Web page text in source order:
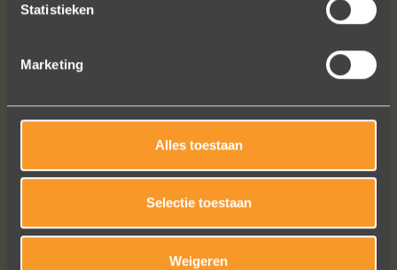
Statistieken
Marketing
Alles toestaan
Selectie toestaan
Weigeren
Bekijk al onze reviews